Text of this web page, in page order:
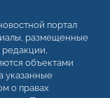
портал
размещенные
объектами
указанные
о правах